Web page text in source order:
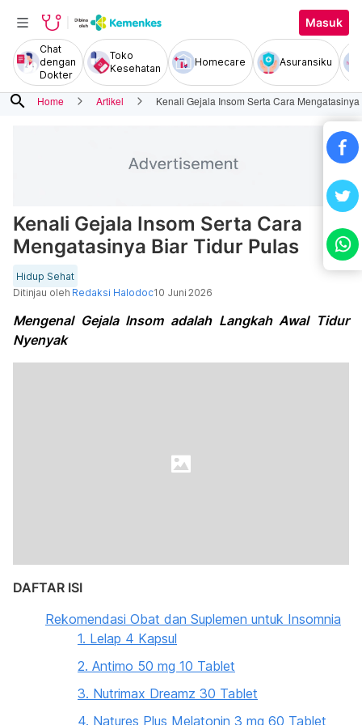
Masuk
Chat
dengan
Dokter
Toko
Kesehatan
Homecare Asuransiku
search Home Artikel Kenali Gejala Insom Serta Cara
Kenali Gejala Insom Serta Cara
Mengatasinya Biar Tidur Pulas
Hidup Sehat
Ditinjau oleh Redaksi Halodoc10 Juni 2026
Mengenal Gejala Insom adalah Langkah Awal Tidur
Nyenyak
DAFTAR ISI
Rekomendasi Obat dan Suplemen untuk Insomnia
1. Lelap 4 Kapsul
2. Antimo 50 mg 10 Tablet
3. Nutrimax Dreamz 30 Tablet
4. Natures Plus Melatonin 3 mg 60 Tablet